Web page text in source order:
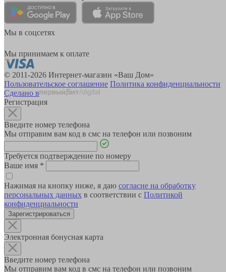
Мы в соцсетях
Мы принимаем к оплате
© 2011-2026 Интернет-магазин «Ваш Дом»
Пользовательское соглашение Политика конфиденциальности
Сделано в
Регистрация
Введите номер телефона
Мы отправим вам код в смс на телефон или позвоним
Требуется подтверждение по номеру
Ваше имя *
Нажимая на кнопку ниже, я даю согласие на обработку
персональных данных в соответствии с Политикой
конфиденциальности
Зарегистрироваться
Электронная бонусная карта
Введите номер телефона
Мы отправим вам код в смс на телефон или позвоним